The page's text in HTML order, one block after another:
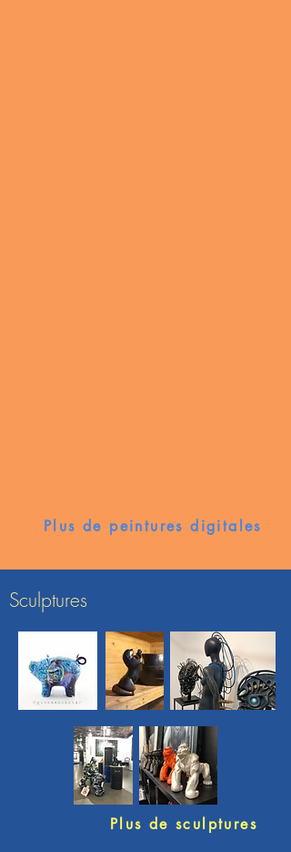
Plus de peintures digitales
Sculptures
Plus de sculptures